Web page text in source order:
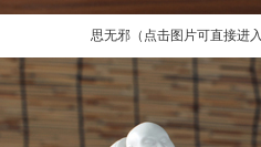
思无邪（点击图片可直接进